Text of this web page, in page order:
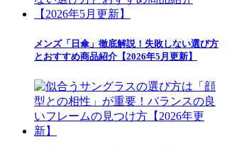
メンズ「日傘」徹底解説！失敗しない選び方
とおすすめ商品紹介【2026年5月更新】